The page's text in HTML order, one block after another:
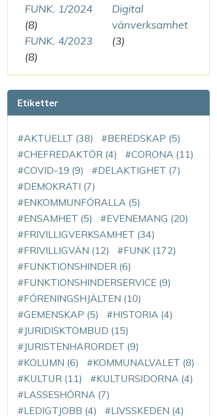
FUNK. 1/2024
(8)
FUNK. 4/2023
(8)
Digital
vänverksamhet
(3)
Etiketter
AKTUELLT (38) BEREDSKAP (5)
CHEFREDAKTÖR (4) CORONA (11)
COVID-19 (9) DELAKTIGHET (7)
DEMOKRATI (7)
ENKOMMUNFÖRALLA (5)
ENSAMHET (5) EVENEMANG (20)
FRIVILLIGVERKSAMHET (34)
FRIVILLIGVÄN (12) FUNK (172)
FUNKTIONSHINDER (6)
FUNKTIONSHINDERSERVICE (9)
FÖRENINGSHJÄLTEN (10)
GEMENSKAP (5) HISTORIA (4)
JURIDISKTOMBUD (15)
JURISTENHARORDET (9)
KOLUMN (6) KOMMUNALVALET (8)
KULTUR (11) KULTURSIDORNA (4)
LASSESHÖRNA (7)
LEDIGTJOBB (4) LIVSSKEDEN (4)